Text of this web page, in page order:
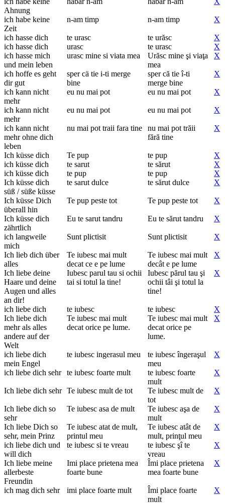
Ahnung
ich habe keine
Zeit
n-am timp n-am timp X
ich hasse dich te urasc te urăsc
X
ich hasse dich
urasc te urasc
X
ich hasse mich
und mein leben
urasc mine si viata mea
Urăsc mine şi viaţa
mea
X
ich hoffe es geht
dir gut
sper cä tie i-ti merge
bine
sper că tie î-ti
merge bine
X
ich kann nicht
mehr
eu nu mai pot eu nu mai pot X
ich kann nicht
mehr
eu nu mai pot eu nu mai pot X
ich kann nicht
mehr ohne dich
leben
nu mai pot traii fara tine
nu mai pot trăii
fără tine
X
Ich küsse dich Te pup te pup
X
ich küsse dich
te sarut te sărut
X
ich küsse dich
te pup te pup
X
Ich küsse dich
süß / süße küsse
te sarut dulce te sărut dulce X
Ich küsse Dich
überall hin
Te pup peste tot Te pup peste tot X
Ich küsse dich
zährtlich
Eu te sarut tandru Eu te sărut tandru X
ich langweile
mich
Sunt plictisit Sunt plictisit X
Ich lieb dich über
alles
Te iubesc mai mult
decat ce e pe lume
Te iubesc mai mult
decât e pe lume
X
Ich liebe deine
Haare und deine
Augen und alles
an dir!
Iubesc parul tau si ochii
tai si totul la tine!
Iubesc părul tau şi
ochii tâi şi totul la
tine!
X
ich liebe dich te iubesc te iubesc
X
Ich liebe dich
mehr als alles
andere auf der
Welt
Te iubesc mai mult
decat orice pe lume.
Te iubesc mai mult
decat orice pe
lume.
X
ich liebe dich
mein Engel
te iubesc ingerasul meu
te iubesc îngeraşul
meu
X
ich liebe dich sehr te iubesc foarte mult
te iubesc foarte
mult
X
Ich liebe dich sehr Te iubesc mult de tot
Te iubesc mult de
tot
X
Ich liebe dich so
sehr
Te iubesc asa de mult
Te iubesc aşa de
mult
X
Ich liebe Dich so
sehr, mein Prinz
Te iubesc atat de mult,
printul meu
Te iubesc atât de
mult, prinţul meu
X
ich liebe dich und
will dich
te iubesc si te vreau
te iubesc şî te
vreau
X
Ich liebe meine
allerbeste
Freundin
Imi place prietena mea
foarte bune
Îmi place prietena
mea foarte bune
X
ich mag dich sehr imi place foarte mult
Îmi place foarte
mult
X